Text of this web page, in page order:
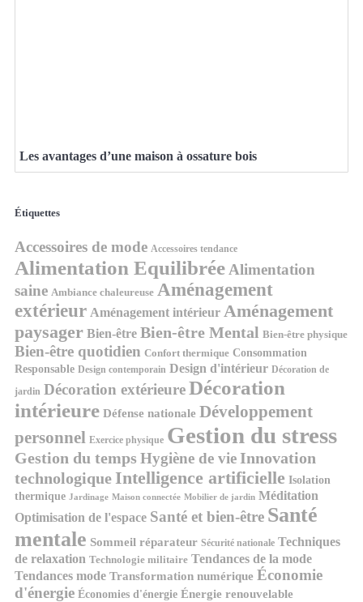
Les avantages d’une maison à ossature bois
Étiquettes
Accessoires de mode Accessoires tendance
Alimentation Equilibrée Alimentation
saine Ambiance chaleureuse Aménagement
extérieur Aménagement intérieur Aménagement
paysager Bien-être Bien-être Mental Bien-être physique
Bien-être quotidien Confort thermique Consommation
Responsable Design contemporain Design d'intérieur Décoration de
jardin Décoration extérieureDécoration
intérieure Défense nationale Développement
personnel Exercice physique Gestion du stress
Gestion du temps Hygiène de vie Innovation
technologique Intelligence artificielle Isolation
thermique Jardinage Maison connectée Mobilier de jardin Méditation
Optimisation de l'espace Santé et bien-être Santé
mentale Sommeil réparateur Sécurité nationale Techniques
de relaxation Technologie militaire Tendances de la mode
Tendances mode Transformation numérique Économie
d'énergie Économies d'énergie Énergie renouvelable